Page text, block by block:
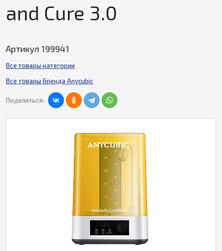
and Cure 3.0
Артикул 199941
Все товары категории
Все товары бренда Anycubic
Поделиться: